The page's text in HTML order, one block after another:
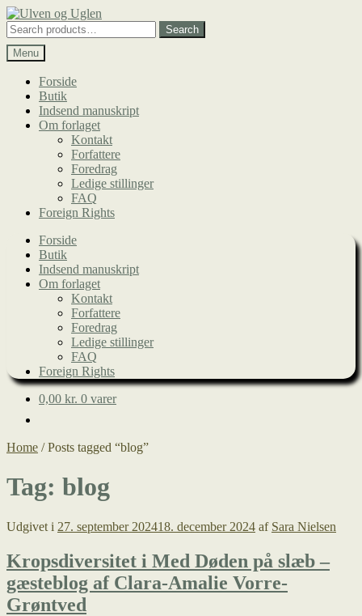
Spring
til
navigation
Spring
til
indhold
Search
for:
Search
Menu
Forside
Butik
Indsend manuskript
Om forlaget
Kontakt
Forfattere
Foredrag
Ledige stillinger
FAQ
Foreign Rights
Forside
Butik
Indsend manuskript
Om forlaget
Kontakt
Forfattere
Foredrag
Ledige stillinger
FAQ
Foreign Rights
0,00 kr. 0 varer
Home /Posts tagged “blog”
Tag: blog
Udgivet i 27. september 202418. december 2024 af Sara Nielsen
Kropsdiversitet i Med Døden på slæb –
gæsteblog af Clara-Amalie Vorre-
Grøntved